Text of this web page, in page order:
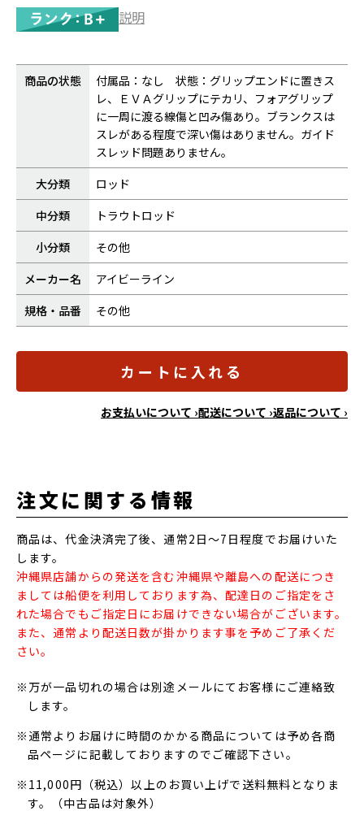
説明
商品の状態
付属品：なし 状態：グリップエンドに置きス
レ、ＥＶＡグリップにテカリ、フォアグリップ
に一周に渡る線傷と凹み傷あり。ブランクスは
スレがある程度で深い傷はありません。ガイド
スレッド問題ありません。
大分類
ロッド
中分類
トラウトロッド
小分類
その他
メーカー名
アイビーライン
規格・品番
その他
カートに入れる
お支払いについて ›配送について ›返品について ›
注文に関する情報
商品は、代金決済完了後、通常2日～7日程度でお届けいた
します。
沖縄県店舗からの発送を含む沖縄県や離島への配送につき
ましては船便を利用しております為、配達日のご指定をさ
れた場合でもご指定日にお届けできない場合がございます。
また、通常より配送日数が掛かります事を予めご了承くだ
さい。
※万が一品切れの場合は別途メールにてお客様にご連絡致
します。
※通常よりお届けに時間のかかる商品については予め各商
品ページに記載しておりますのでご確認下さい。
※11,000円（税込）以上のお買い上げで送料無料となりま
す。（中古品は対象外）